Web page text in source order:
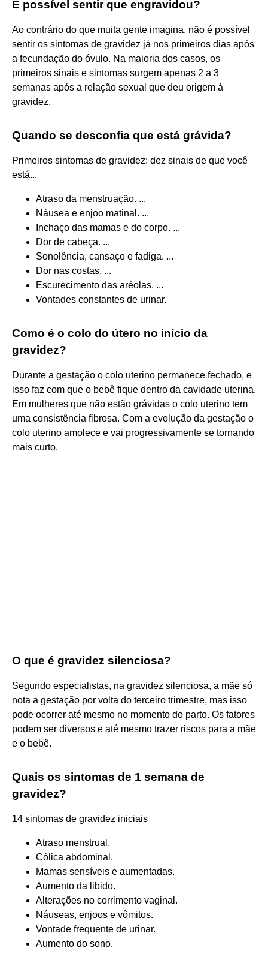
É possível sentir que engravidou?
Ao contrário do que muita gente imagina, não é possível
sentir os sintomas de gravidez já nos primeiros dias após
a fecundação do óvulo. Na maioria dos casos, os
primeiros sinais e sintomas surgem apenas 2 a 3
semanas após a relação sexual que deu origem à
gravidez.
Quando se desconfia que está grávida?
Primeiros sintomas de gravidez: dez sinais de que você
está...
Atraso da menstruação. ...
Náusea e enjoo matinal. ...
Inchaço das mamas e do corpo. ...
Dor de cabeça. ...
Sonolência, cansaço e fadiga. ...
Dor nas costas. ...
Escurecimento das aréolas. ...
Vontades constantes de urinar.
Como é o colo do útero no início da
gravidez?
Durante a gestação o colo uterino permanece fechado, e
isso faz com que o bebê fique dentro da cavidade uterina.
Em mulheres que não estão grávidas o colo uterino tem
uma consistência fibrosa. Com a evolução da gestação o
colo uterino amolece e vai progressivamente se tornando
mais curto.
O que é gravidez silenciosa?
Segundo especialistas, na gravidez silenciosa, a mãe só
nota a gestação por volta do terceiro trimestre, mas isso
pode ocorrer até mesmo no momento do parto. Os fatores
podem ser diversos e até mesmo trazer riscos para a mãe
e o bebê.
Quais os sintomas de 1 semana de
gravidez?
14 sintomas de gravidez iniciais
Atraso menstrual.
Cólica abdominal.
Mamas sensíveis e aumentadas.
Aumento da libido.
Alterações no corrimento vaginal.
Náuseas, enjoos e vômitos.
Vontade frequente de urinar.
Aumento do sono.